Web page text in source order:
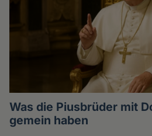
Was die Piusbrüder mit
gemein haben